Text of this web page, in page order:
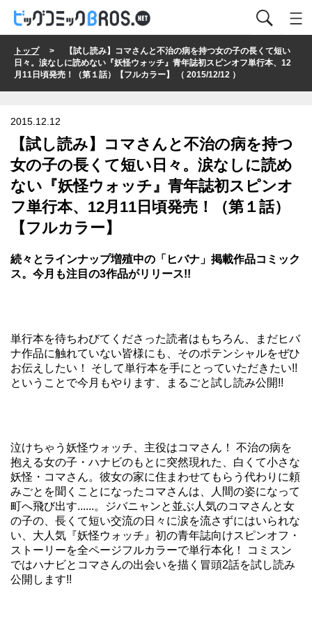
トップ> 【試し読み】コマさんと不治の病を持つ女の子の長くて短い
日々。涙なしに読めない『妖怪ウォッチ』青年誌初スピンオフ単行本、12
月11日頃発売！（第１話）【フルカラー】 （ 2015/12/12 ）
2015.12.12
【試し読み】コマさんと不治の病を持つ
女の子の長くて短い日々。涙なしに読め
ない『妖怪ウォッチ』青年誌初スピンオ
フ単行本、12月11日頃発売！（第１話）
【フルカラー】
続々とラインナップ増殖中の「ヒバナ」掲載作品コミック
ス。今月も注目の3作品がリリース!!
単行本を待ちわびてくださった読者はもちろん、まだヒバ
ナ作品に触れていない皆様にも、そのポテンシャルをぜひ
お伝えしたい！ そして単行本を手にとっていただきたい!!
ということで今月もやります、まるごと試し読み公開!!
泣けちゃう妖怪ウォッチ、主役はコマさん！ 不治の病を
抱える女の子・ハナビのもとに突然現れた、白くて小さな
妖怪・コマさん。彼女の家に住まわせてもらう代わりに頼
みごとを聞くことになったコマさんは、人間の姿になって
町へ飛び出す......。ジバニャンと並ぶ人気のコマさんと女
の子の、長くて短い交流の日々に涙を流さずにはいられな
い、大人気『妖怪ウォッチ』初の青年誌向けスピンオフ・
ストーリーを全ページフルカラーで単行本化！ コミスン
ではハナビとコマさんの出会いを描く冒頭2話を試し読み
公開します!!